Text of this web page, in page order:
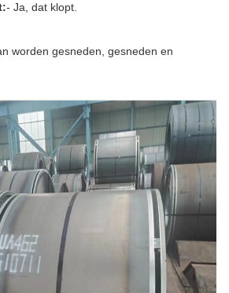
- Ja, dat klopt.
worden gesneden, gesneden en